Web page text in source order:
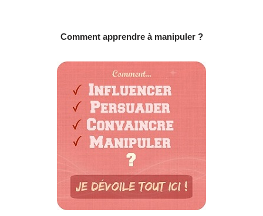
Comment apprendre à manipuler ?